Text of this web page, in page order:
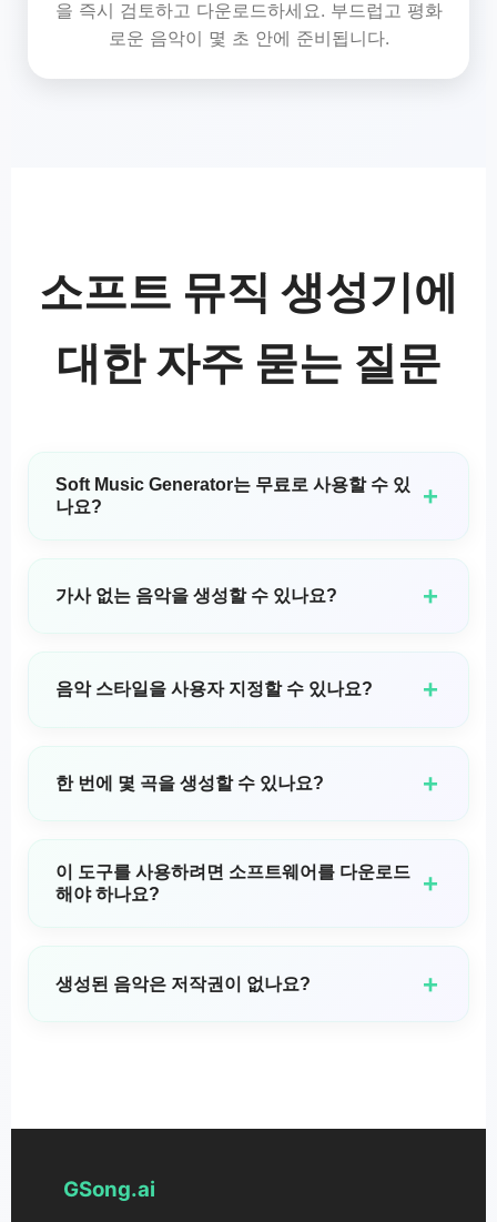
을 즉시 검토하고 다운로드하세요. 부드럽고 평화
로운 음악이 몇 초 안에 준비됩니다.
소프트 뮤직 생성기에
대한 자주 묻는 질문
Soft Music Generator는 무료로 사용할 수 있
나요?
+
편안한 음악을 생성할 수 있습니다. 추가 생성 및 프리미
엄 기능이 필요한 경우 GSong AI는 구독 플랜도 제공합
가사 없는 음악을 생성할 수 있나요? +
물론입니다! 악기 전용 옵션을 선택하여 연주곡 트랙을
상 음악을 만드는 데 완벽합니다.
음악 스타일을 사용자 지정할 수 있나요? +
한 장르, 평화로운 분위기, 그리고 차분한 악기 중에서
선택하여 완벽한 사운드를 만들어 보세요.
한 번에 몇 곡을 생성할 수 있나요? +
이 플랫폼은 동시에 두 곡을 생성할 수 있게 해줍니다.
이를 통해 자신의 비전에 가장 잘 맞는 버전을 선택할
수 있는 옵션을 제공합니다.
이 도구를 사용하려면 소프트웨어를 다운로드
해야 하나요?
+
다운로드가 필요 없습니다; 모든 기능이 브라우저에서
음악을 만들기 시작하세요.
생성된 음악은 저작권이 없나요? +
검토해 주시기 바랍니다.
GSong.ai